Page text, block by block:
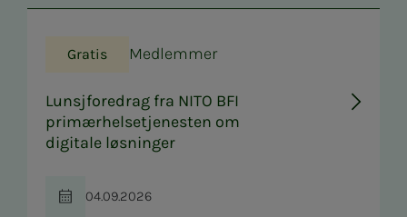
Gratis Medlemmer
Lunsjforedrag fra NITO BFI
primærhelsetjenesten om
digitale løsninger
Tid
04.09.2026